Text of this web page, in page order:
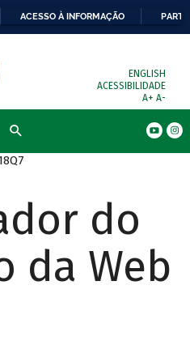
ACESSO À INFORMAÇÃO
ENGLISH
ACESSIBILIDADE
A+ A-
do
da Web